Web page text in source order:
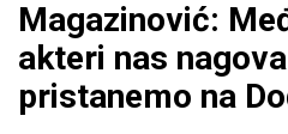
Magazinović:
akteri nas
pristanemo na